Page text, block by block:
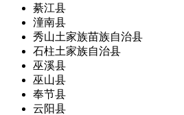
綦江县
潼南县
秀山土家族苗族自治县
石柱土家族自治县
巫溪县
巫山县
奉节县
云阳县